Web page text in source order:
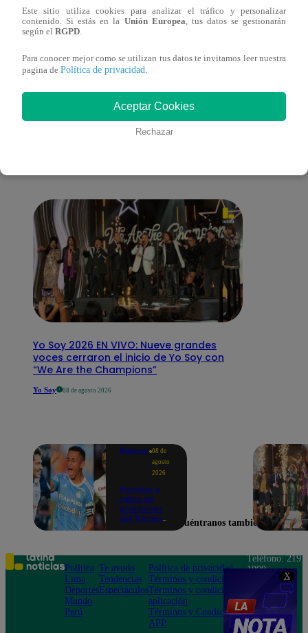
X
eres tú”: una historia de cartas y amor que
lo cambiará todo
También te puede
Yo Soy 2026 EN VIVO: Nueve grandes
voces cerraron el inicio de Yo Soy con
“We Are the Champions”
Yo Soy 08 de agosto 2026
Deportes 08 de
agosto
2026
Partidos y
tabla de
posiciones
del Torneo
en la fecha 4
Este sitio utiliza cookies para analizar el tráfico y personalizar
contenido. Si estás en la Unión Europea , tus datos se gestionarán
según el RGPD
Para conocer mejor como se utilizan tus datos te invitamos leer nuestra
pagina de Política de privacidad
Aceptar Cookies
Rechazar
Encuéntranos también en
Política
Lima
Deportes
Mundo
Perú
Te ayudo
Tendencias
Espectáculos
Política de privacidad
Términos y condiciones
Términos y condiciones
aplicación
Términos y Condiciones
APP
Teléfono: 219
1000
Felipe 968
Jesús María